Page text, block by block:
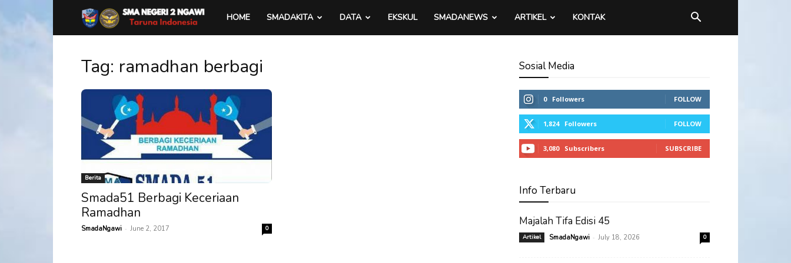
SMA
2
Ngawi
HOME SMADAKITA DATA EKSKUL SMADANEWS ARTIKEL KONTAK
Tag: ramadhan berbagi
Berita
Smada51 Berbagi Keceriaan
Ramadhan
SmadaNgawi - June 2, 2017 0
Sosial Media
0 Followers FOLLOW
1,824 Followers FOLLOW
3,080 Subscribers SUBSCRIBE
Info Terbaru
Majalah Tifa Edisi 45
Artikel SmadaNgawi - July 18, 2026 0